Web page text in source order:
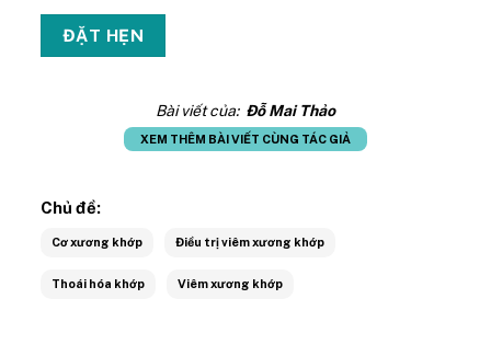
Bài viết của: Đỗ Mai Thảo
XEM THÊM BÀI VIẾT CÙNG TÁC GIẢ
Chủ đề:
Cơ xương khớp Điều trị viêm xương khớp
Thoái hóa khớp Viêm xương khớp